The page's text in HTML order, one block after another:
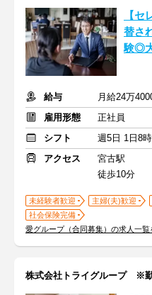
【セ
替さ
験◎
給与
月給24万
雇用形態
正社員
シフト
週5日 1日8
アクセス
宮古駅
徒歩10分
未経験者歓迎 主婦(夫)歓迎
社会保険完備
愛グループ（合同募集）の求人一覧
株式会社トライグループ ※